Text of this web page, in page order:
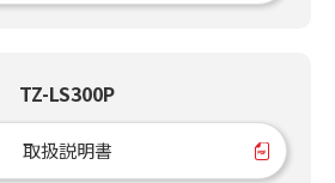
TZ-LS300P
取扱説明書